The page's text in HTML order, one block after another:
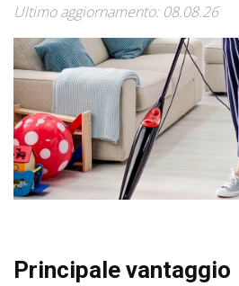
Ultimo aggiornamento: 08.08.26
Principale vantaggio